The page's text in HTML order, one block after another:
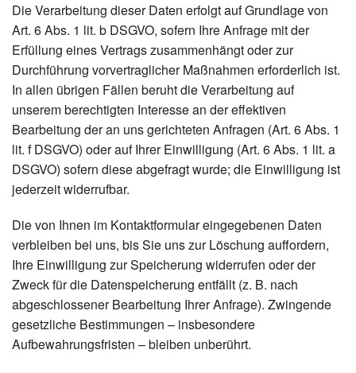
Die Verarbeitung dieser Daten erfolgt auf Grundlage von
Art. 6 Abs. 1 lit. b DSGVO, sofern Ihre Anfrage mit der
Erfüllung eines Vertrags zusammenhängt oder zur
Durchführung vorvertraglicher Maßnahmen erforderlich ist.
In allen übrigen Fällen beruht die Verarbeitung auf
unserem berechtigten Interesse an der effektiven
Bearbeitung der an uns gerichteten Anfragen (Art. 6 Abs. 1
lit. f DSGVO) oder auf Ihrer Einwilligung (Art. 6 Abs. 1 lit. a
DSGVO) sofern diese abgefragt wurde; die Einwilligung ist
jederzeit widerrufbar.
Die von Ihnen im Kontaktformular eingegebenen Daten
verbleiben bei uns, bis Sie uns zur Löschung auffordern,
Ihre Einwilligung zur Speicherung widerrufen oder der
Zweck für die Datenspeicherung entfällt (z. B. nach
abgeschlossener Bearbeitung Ihrer Anfrage). Zwingende
gesetzliche Bestimmungen – insbesondere
Aufbewahrungsfristen – bleiben unberührt.